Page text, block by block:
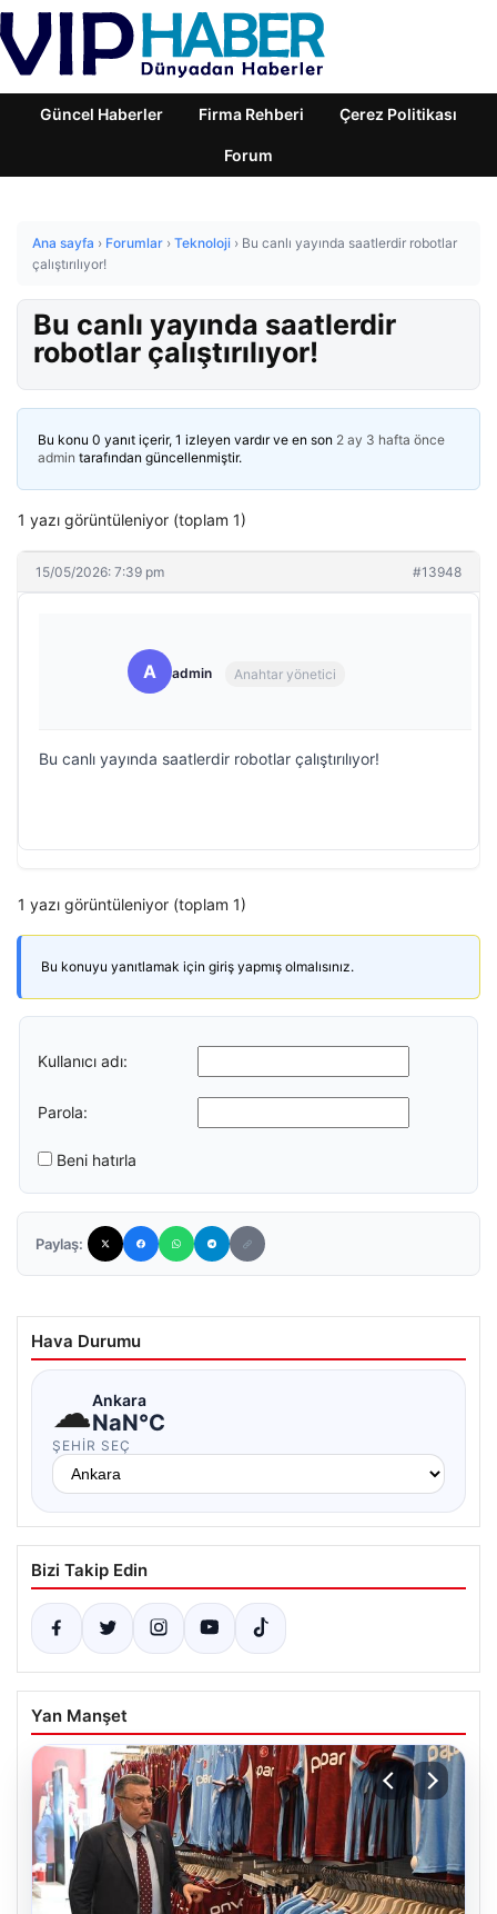
Güncel Haberler Firma Rehberi Çerez Politikası
Forum
Ana sayfa › Forumlar › Teknoloji › Bu canlı yayında saatlerdir robotlar
çalıştırılıyor!
Bu canlı yayında saatlerdir
robotlar çalıştırılıyor!
Bu konu 0 yanıt içerir, 1 izleyen vardır ve en son 2 ay 3 hafta önce
admin tarafından güncellenmiştir.
1 yazı görüntüleniyor (toplam 1)
15/05/2026: 7:39 pm #13948
A admin Anahtar yönetici
Bu canlı yayında saatlerdir robotlar çalıştırılıyor!
1 yazı görüntüleniyor (toplam 1)
Bu konuyu yanıtlamak için giriş yapmış olmalısınız.
Kullanıcı adı:
Parola:
Beni hatırla
Paylaş:
Hava Durumu
☁Ankara
NaN°C
ŞEHIR SEÇ
Bizi Takip Edin
Yan Manşet